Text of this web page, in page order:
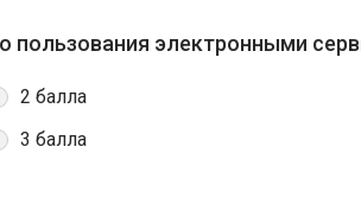
пользования электронными
2 балла
3 балла